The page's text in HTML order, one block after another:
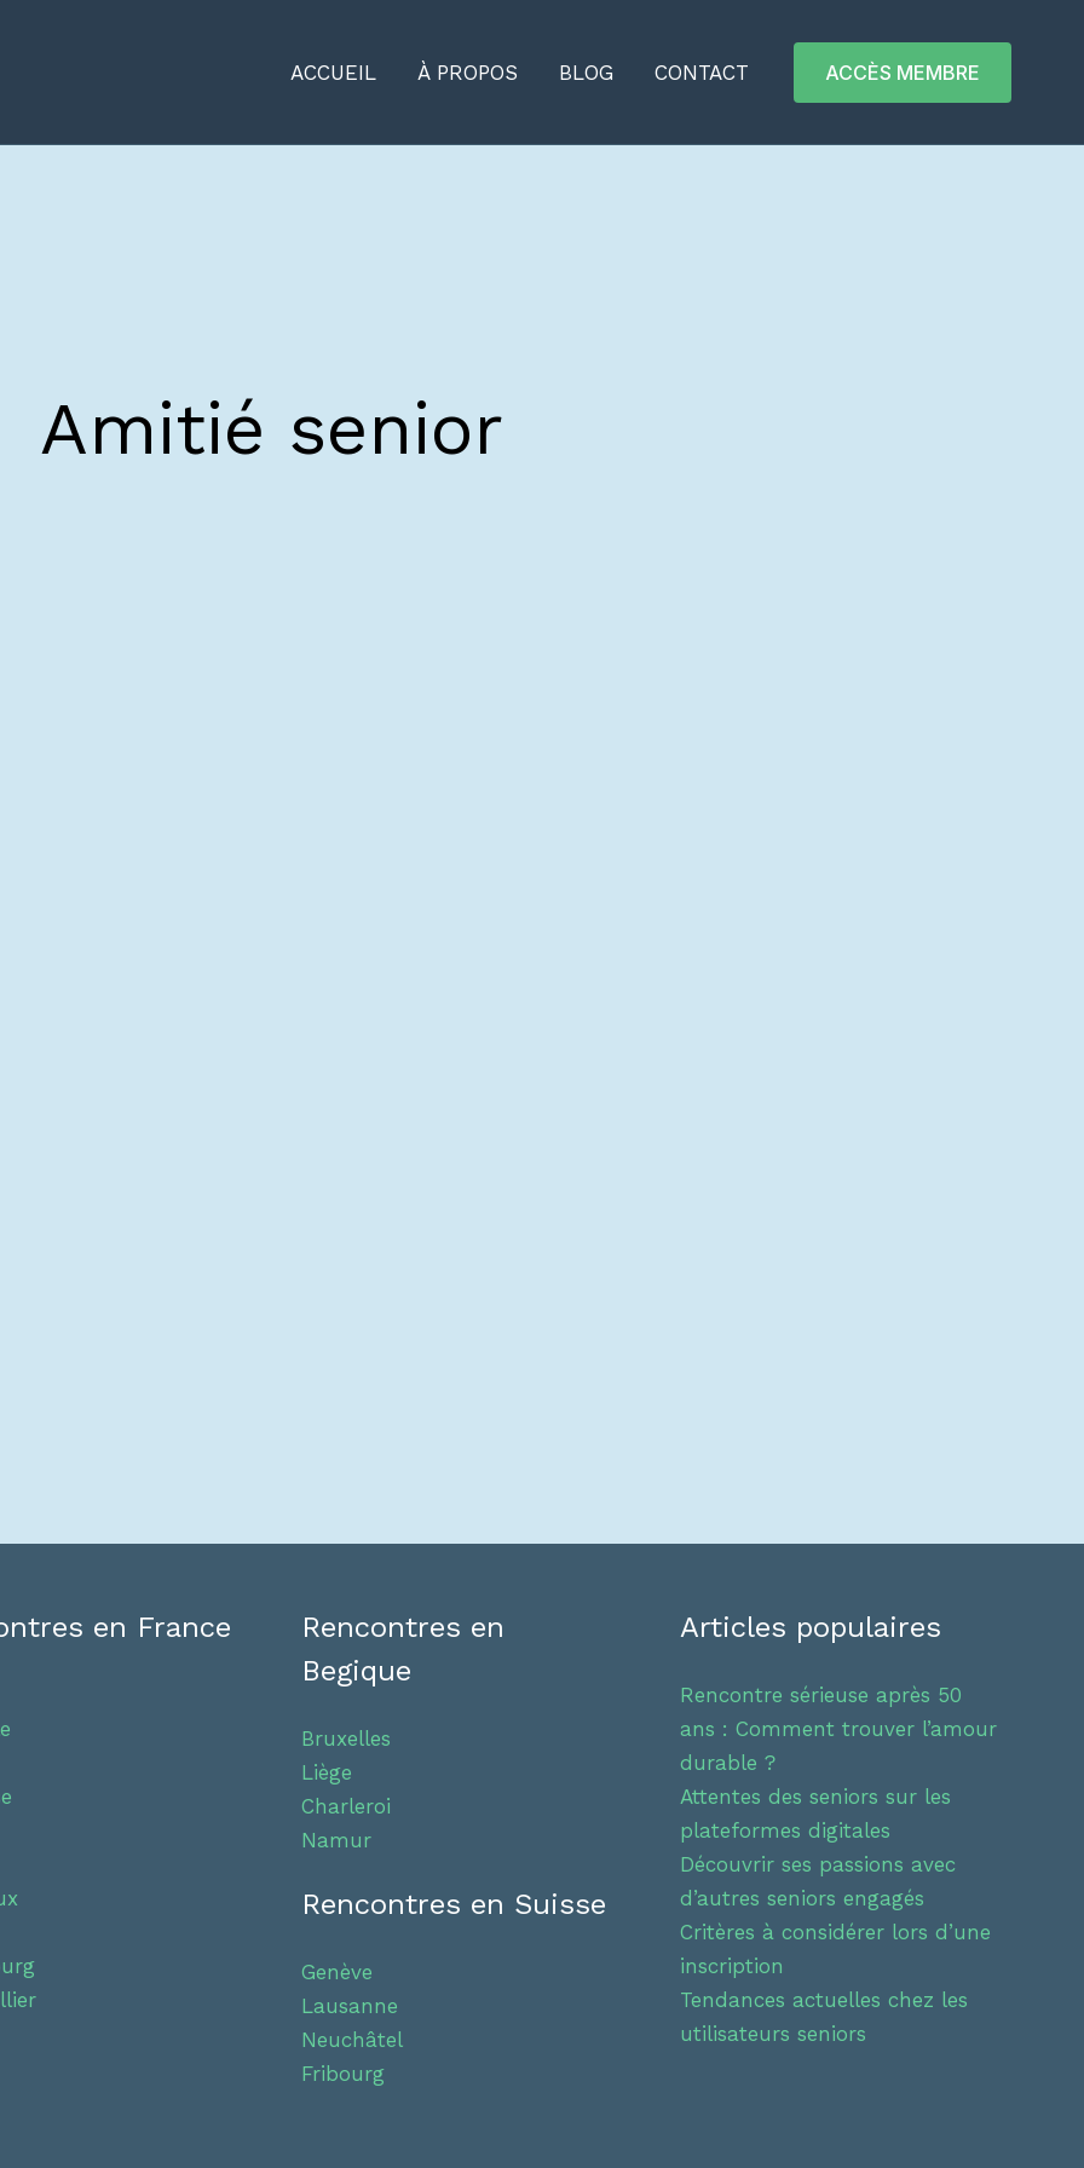
ACCUEIL À PROPOS BLOG CONTACT ACCÈS MEMBRE
Amitié senior
en France
Rencontres en
Begique
Bruxelles
Liège
Charleroi
Namur
Rencontres en Suisse
Genève
Lausanne
Neuchâtel
Fribourg
Articles populaires
Rencontre sérieuse après 50
ans : Comment trouver l’amour
durable ?
Attentes des seniors sur les
plateformes digitales
Découvrir ses passions avec
d’autres seniors engagés
Critères à considérer lors d’une
inscription
Tendances actuelles chez les
utilisateurs seniors